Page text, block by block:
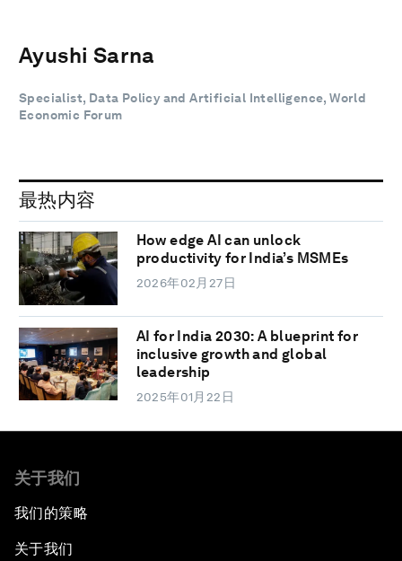
Ayushi Sarna
Specialist, Data Policy and Artificial Intelligence, World
Economic Forum
最热内容
How edge AI can unlock
productivity for India’s MSMEs
2026年02月27日
AI for India 2030: A blueprint for
inclusive growth and global
leadership
2025年01月22日
关于我们
我们的策略
关于我们